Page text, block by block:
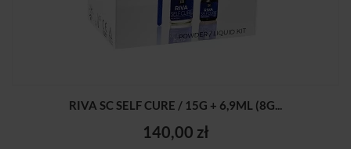
RIVA SC SELF CURE / 15G + 6,9ML (8G...
140,00 zł